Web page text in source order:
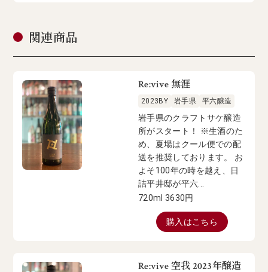
関連商品
Re:vive 無涯
2023BY 岩手県 平六醸造
岩手県のクラフトサケ醸造
所がスタート！ ※生酒のた
め、夏場はクール便での配
送を推奨しております。 お
よそ100年の時を越え、日
詰平井邸が平六...
720ml 3630円
購入はこちら
Re:vive 空我 2023年醸造